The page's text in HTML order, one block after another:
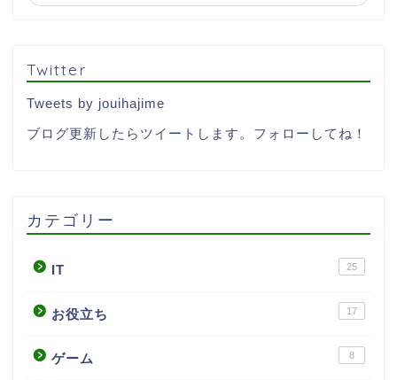
Twitter
Tweets by jouihajime
ブログ更新したらツイートします。フォローしてね！
カテゴリー
IT 25
お役立ち 17
ゲーム 8